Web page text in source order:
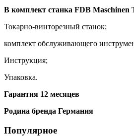
В комплект станка FDB Maschinen
Токарно-винторезный станок;
комплект обслуживающего
Инструкция;
Упаковка.
Гарантия 12 месяцев
Родина бренда Германия
Популярное